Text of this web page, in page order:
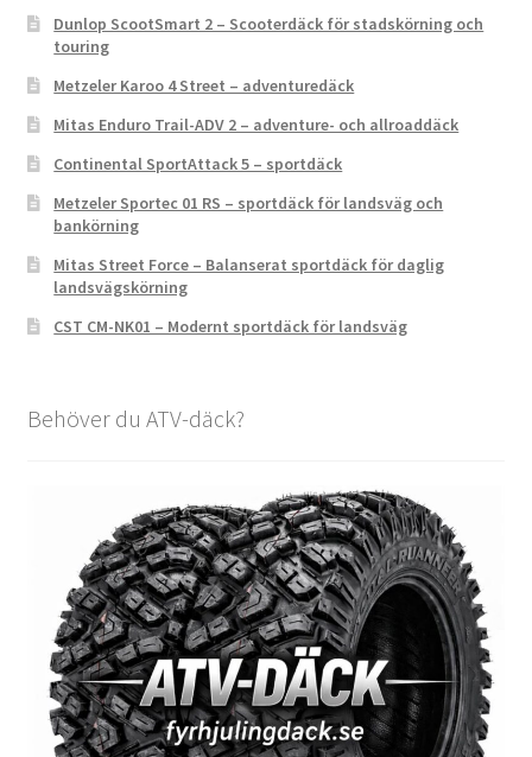
Dunlop ScootSmart 2 – Scooterdäck för stadskörning och
touring
Metzeler Karoo 4 Street – adventuredäck
Mitas Enduro Trail-ADV 2 – adventure- och allroaddäck
Continental SportAttack 5 – sportdäck
Metzeler Sportec 01 RS – sportdäck för landsväg och
bankörning
Mitas Street Force – Balanserat sportdäck för daglig
landsvägskörning
CST CM-NK01 – Modernt sportdäck för landsväg
Behöver du ATV-däck?